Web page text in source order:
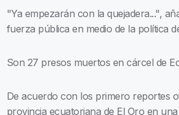
"Ya empezarán con la quejadera...",
fuerza pública en medio de la política
Son 27 presos muertos en cárcel de
De acuerdo con los primero reportes
provincia ecuatoriana de El Oro en